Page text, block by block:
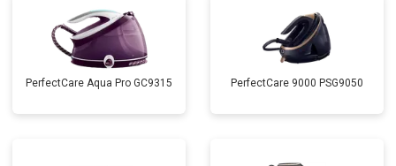
PerfectCare Aqua Pro GC9315 PerfectCare 9000 PSG9050